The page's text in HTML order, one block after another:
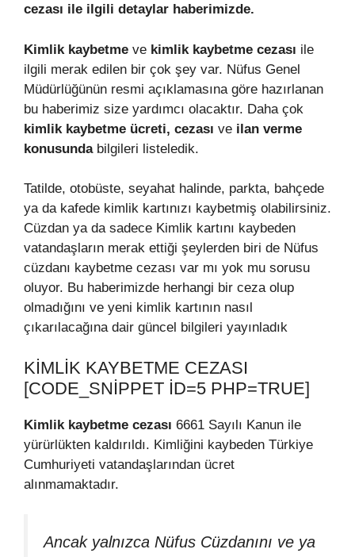
cezası ile ilgili detaylar haberimizde.
Kimlik kaybetme ve kimlik kaybetme cezası ile
ilgili merak edilen bir çok şey var. Nüfus Genel
Müdürlüğünün resmi açıklamasına göre hazırlanan
bu haberimiz size yardımcı olacaktır. Daha çok
kimlik kaybetme ücreti, cezası ve ilan verme
konusundabilgileri listeledik.
Tatilde, otobüste, seyahat halinde, parkta, bahçede
ya da kafede kimlik kartınızı kaybetmiş olabilirsiniz.
Cüzdan ya da sadece Kimlik kartını kaybeden
vatandaşların merak ettiği şeylerden biri de Nüfus
cüzdanı kaybetme cezası var mı yok mu sorusu
oluyor. Bu haberimizde herhangi bir ceza olup
olmadığını ve yeni kimlik kartının nasıl
çıkarılacağına dair güncel bilgileri yayınladık
KIMLIK KAYBETME CEZASI
[CODE_SNIPPET ID=5 PHP=TRUE]
Kimlik kaybetme cezası 6661 Sayılı Kanun ile
yürürlükten kaldırıldı. Kimliğini kaybeden Türkiye
Cumhuriyeti vatandaşlarından ücret
alınmamaktadır.
Ancak yalnızca Nüfus Cüzdanını ve ya